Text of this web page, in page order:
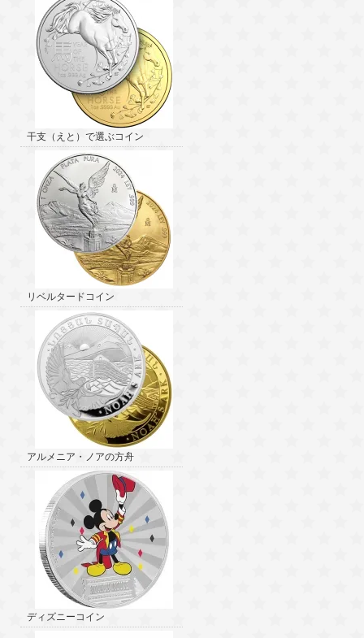
干支（えと）で選ぶコイン
リベルタードコイン
アルメニア・ノアの方舟
ディズニーコイン